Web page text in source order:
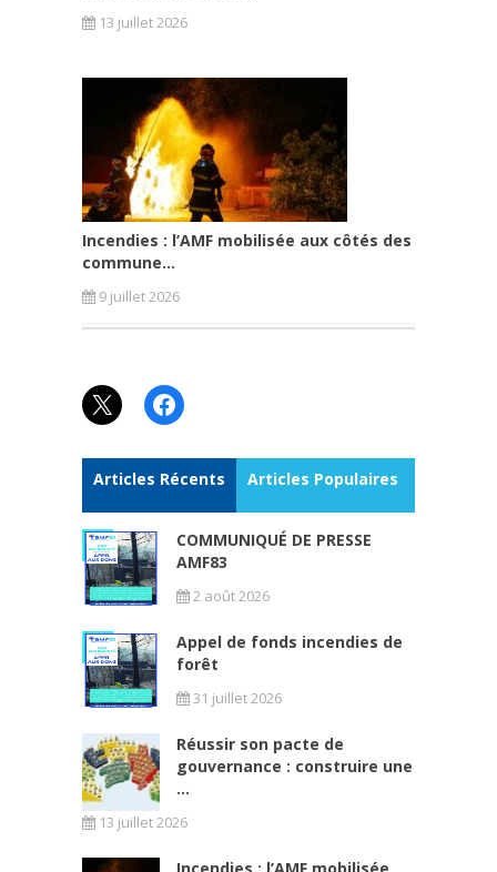
13 juillet 2026
Incendies : l’AMF mobilisée aux côtés des
commune...
9 juillet 2026
X Facebook
Articles Récents Articles Populaires
COMMUNIQUÉ DE PRESSE
AMF83
2 août 2026
Appel de fonds incendies de
forêt
31 juillet 2026
Réussir son pacte de
gouvernance : construire une
...
13 juillet 2026